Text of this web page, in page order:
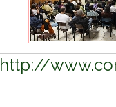
http://